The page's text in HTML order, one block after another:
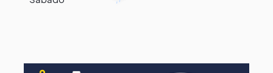
Segunda-Feira 13° 7°